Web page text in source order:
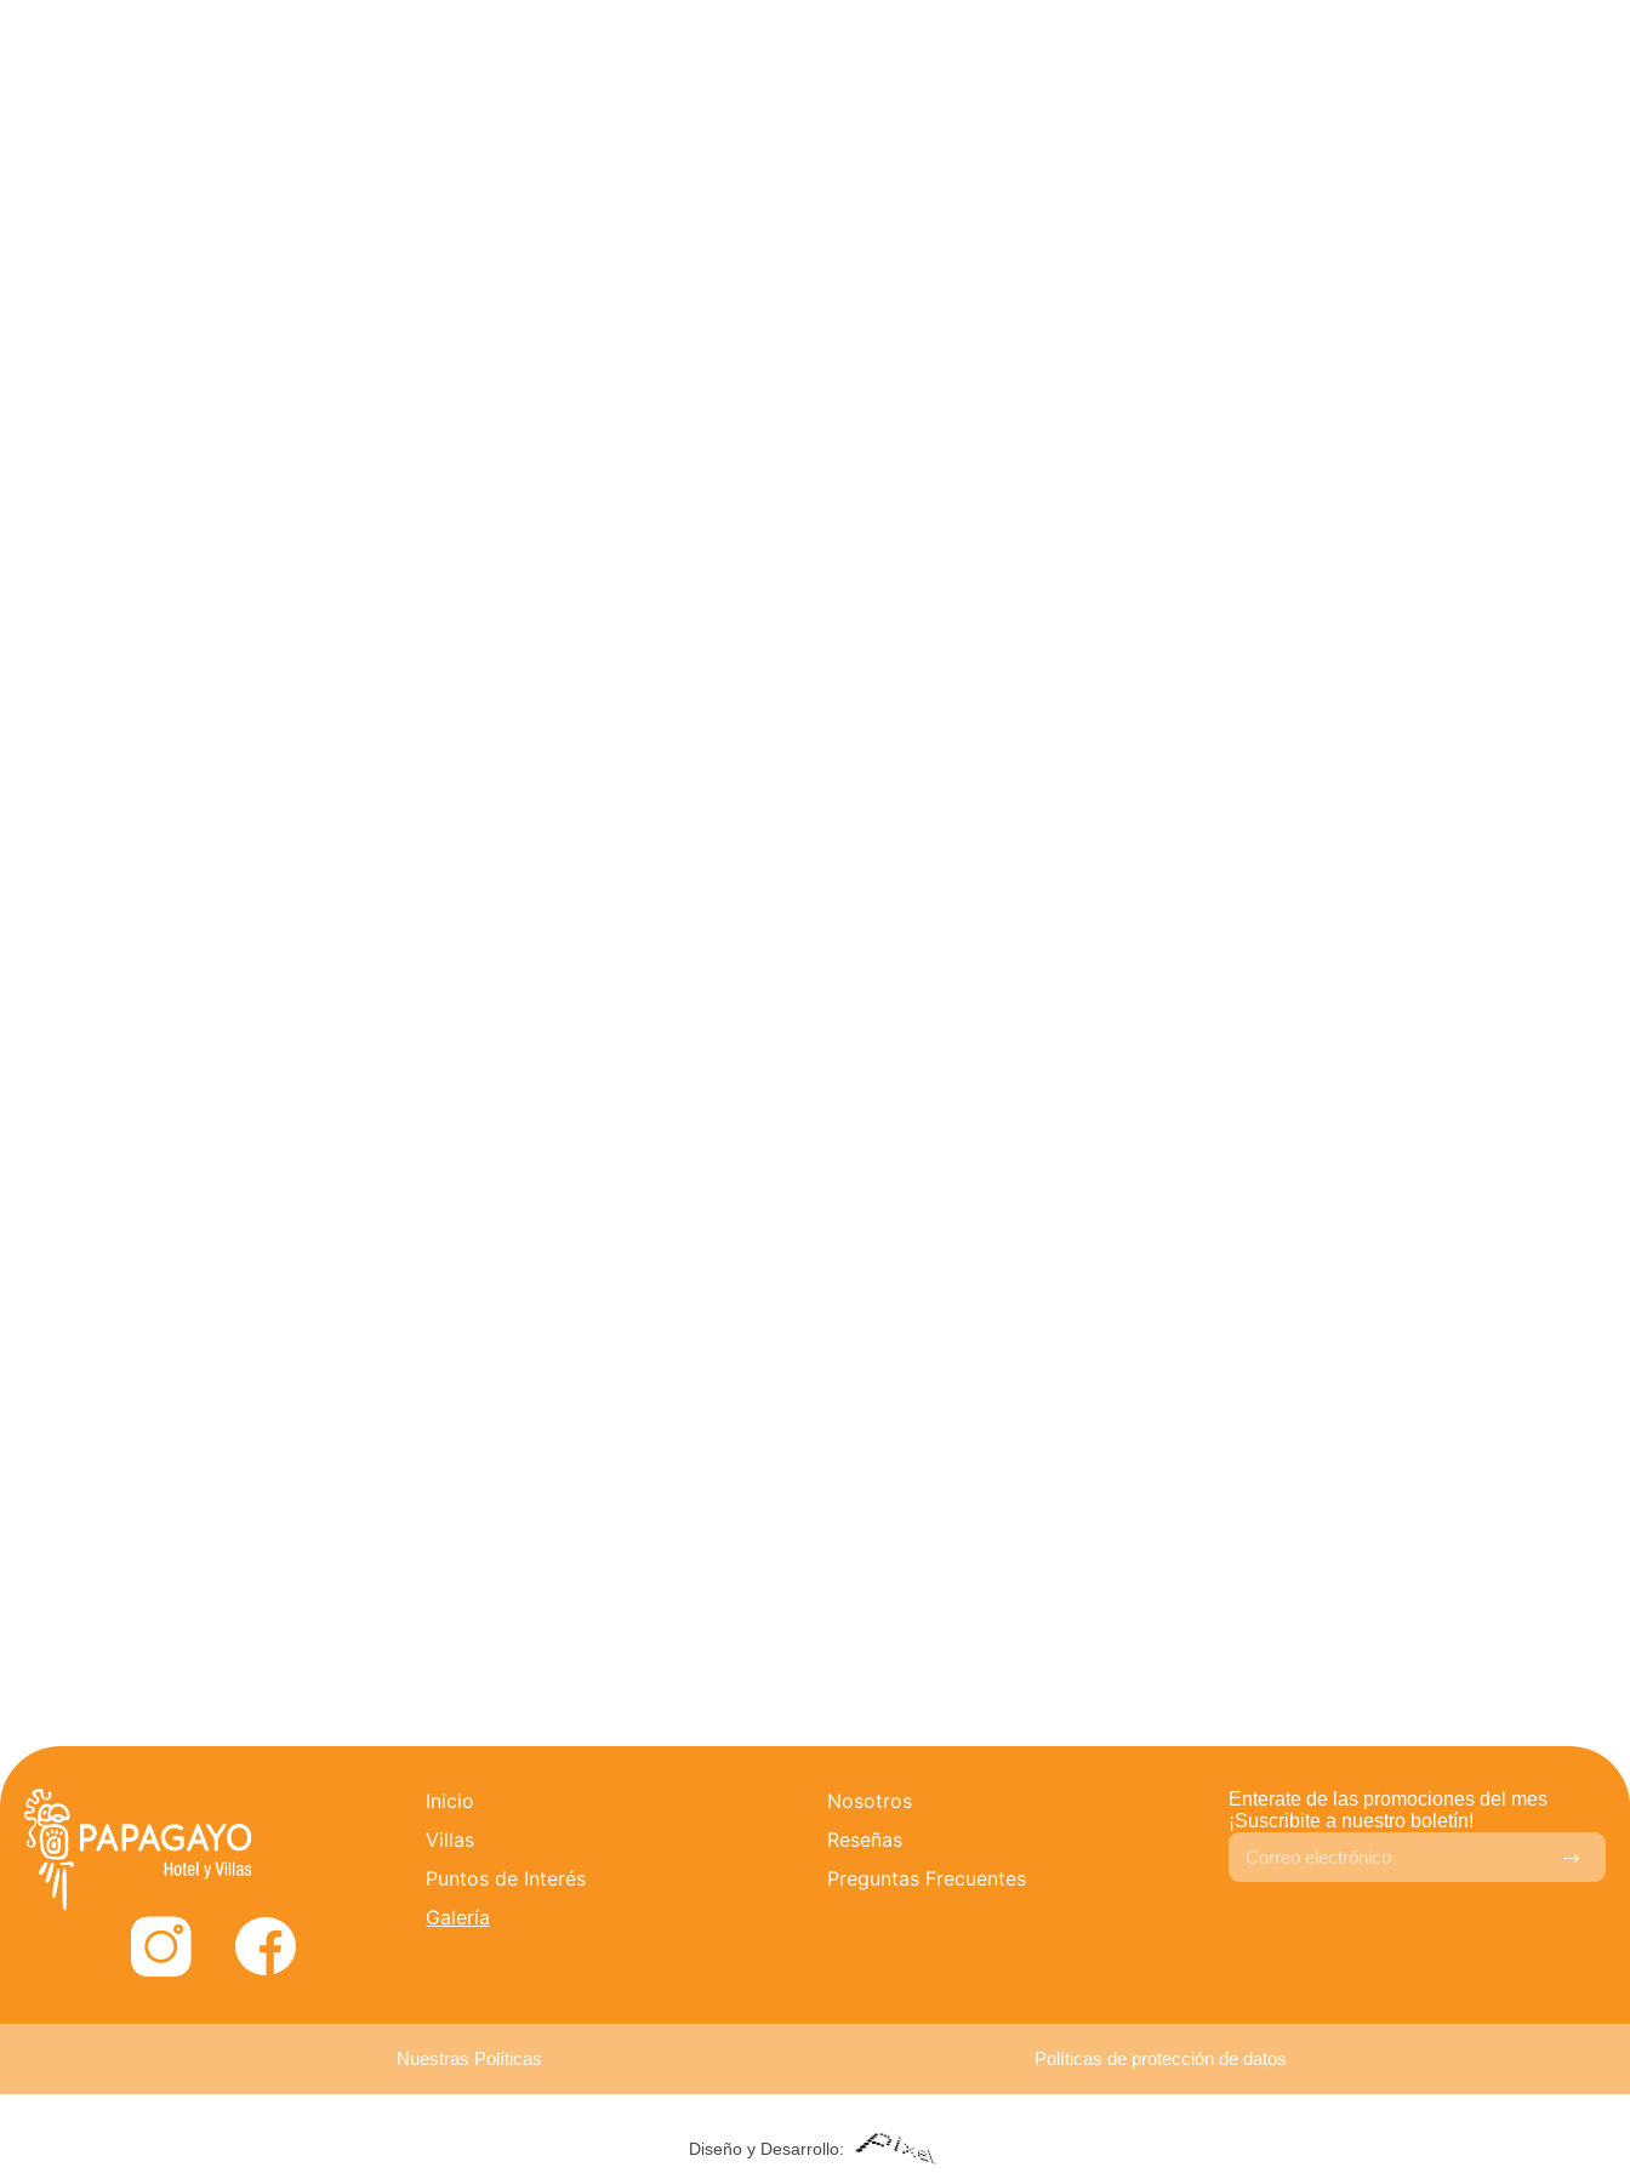
Inicio
Villas
Puntos de Interés
Galería
Nosotros
Reseñas
Preguntas Frecuentes
Enterate de las promociones del mes
¡Suscribite a nuestro boletín!
Nuestras Políticas Políticas de protección de datos
Diseño y Desarrollo: